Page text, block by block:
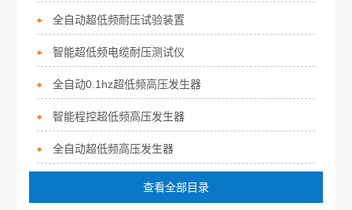
全自动超低频耐压试验装置
智能超低频电缆耐压测试仪
全自动0.1hz超低频高压发生器
智能程控超低频高压发生器
全自动超低频高压发生器
查看全部目录